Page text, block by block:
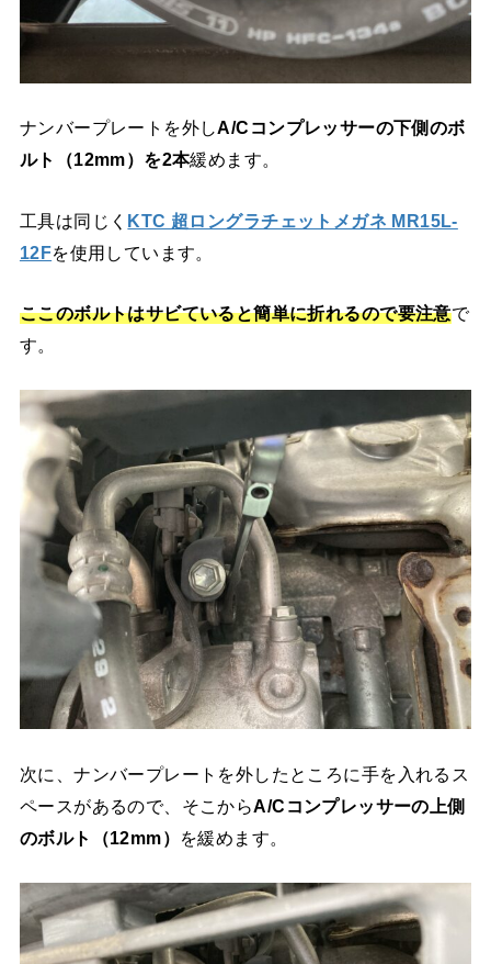
ナンバープレートを外しA/Cコンプレッサーの下側のボ
ルト（12mm）を2本緩めます。
工具は同じく KTC 超ロングラチェットメガネ MR15L-
12Fを使用しています。
ここのボルトはサビていると簡単に折れるので要注意で
す。
次に、ナンバープレートを外したところに手を入れるス
ペースがあるので、そこからA/Cコンプレッサーの上側
のボルト（12mm）
を緩めます。